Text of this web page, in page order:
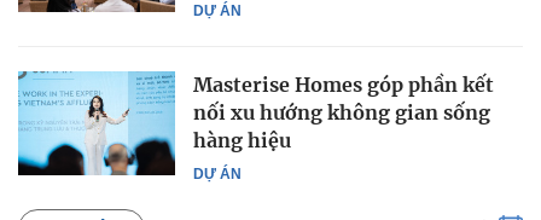
DỰ ÁN
DỰ ÁN
Masterise Homes góp phần kết
nối xu hướng không gian sống
hàng hiệu